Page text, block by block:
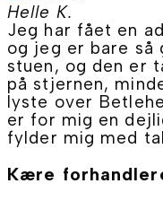
Helle K.
Jeg har fået en
og jeg er bare så
stuen, og den er
på stjernen,
lyste over
er for mig en
fylder mig med
Kære